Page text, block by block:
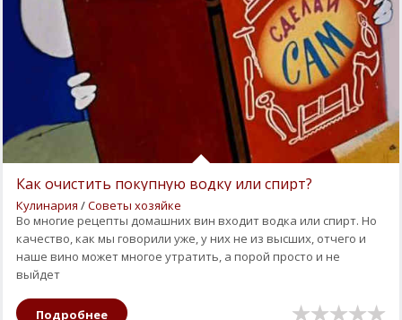
Как очистить покупную водку или спирт?
Кулинария /Советы хозяйке
Во многие рецепты домашних вин входит водка или спирт. Но
качество, как мы говорили уже, у них не из высших, отчего и
наше вино может многое утратить, а порой просто и не
выйдет
Подробнее